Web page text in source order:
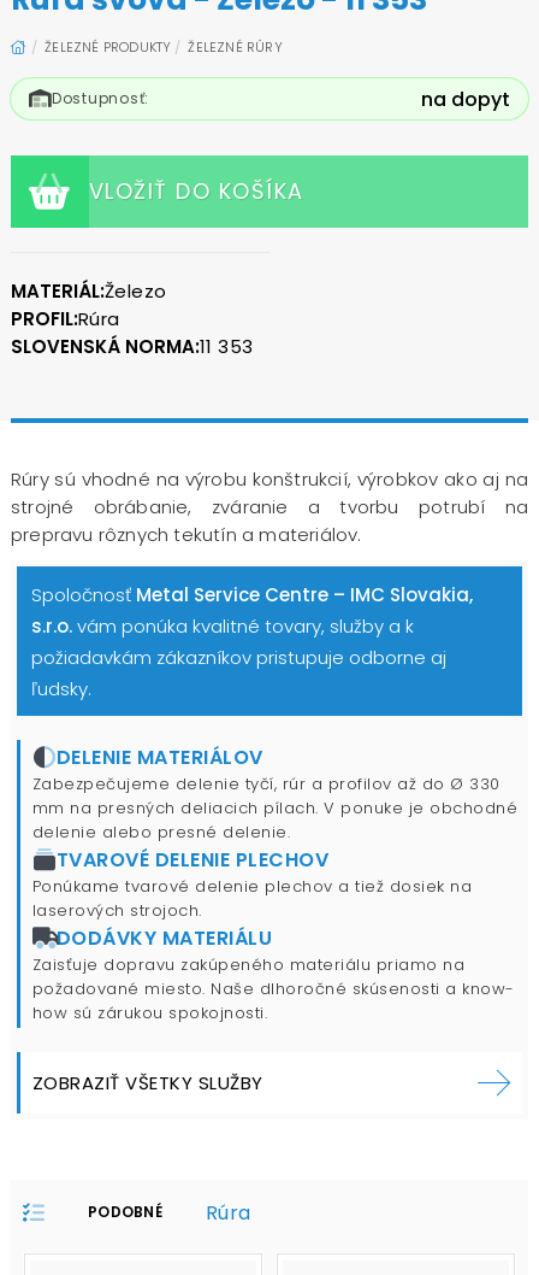
ŽELEZNÉ PRODUKTY ŽELEZNÉ RÚRY
Dostupnosť: na dopyt
VLOŽIŤ DO KOŠÍKA
MATERIÁL:Železo
PROFIL:Rúra
SLOVENSKÁ NORMA:11 353
Rúry sú vhodné na výrobu konštrukcií, výrobkov ako aj na
strojné obrábanie, zváranie a tvorbu potrubí na
prepravu rôznych tekutín a materiálov.
Spoločnosť Metal Service Centre – IMC Slovakia,
s.r.o.vám ponúka kvalitné tovary, služby a k
požiadavkám zákazníkov pristupuje odborne aj
ľudsky.
DELENIE MATERIÁLOV
Zabezpečujeme delenie tyčí, rúr a profilov až do Ø 330
mm na presných deliacich pílach. V ponuke je obchodné
delenie alebo presné delenie.
TVAROVÉ DELENIE PLECHOV
Ponúkame tvarové delenie plechov a tiež dosiek na
laserových strojoch.
DODÁVKY MATERIÁLU
Zaisťuje dopravu zakúpeného materiálu priamo na
požadované miesto. Naše dlhoročné skúsenosti a know-
how sú zárukou spokojnosti.
ZOBRAZIŤ VŠETKY SLUŽBY
PODOBNÉ
PROFILE:
Rúra